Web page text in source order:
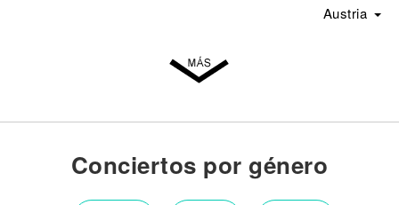
Austria
Conciertos por género